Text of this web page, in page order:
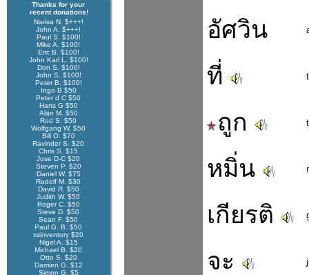
Thanks for your
recent donations!
Narisa N. $+++!
John A. $+++!
Paul S. $100!
Mike A. $100!
Eric B. $100!
John Karl L. $100!
Don S. $100!
John S. $100!
Peter B. $100!
Ingo B $50
Peter d C $50
Hans G $50
Alan M. $50
Rod S. $50
Wolfgang W. $50
Bill O. $70
Ravinder S. $20
Chris S. $15
Jose D-C $20
Steven P. $20
Daniel W. $75
Rudolf M. $30
David R. $50
Judith W. $50
Roger C. $50
Steve D. $50
Sean F. $50
Paul G. B. $50
xsinventory $20
Nigel A. $15
Michael B. $20
Otto S. $20
Damien G. $12
Simon G. $5
อัศวิน
ที่
ถูก
หมิ่น
เกียรติ
จะ